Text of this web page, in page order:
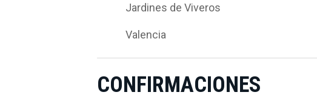
Jardines de Viveros
Valencia
CONFIRMACIONES